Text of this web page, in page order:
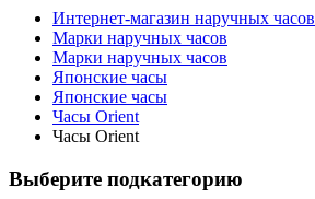
Интернет-магазин наручных часов
Марки наручных часов
Марки наручных часов
Японские часы
Японские часы
Часы Orient
Часы Orient
Выберите подкатегорию